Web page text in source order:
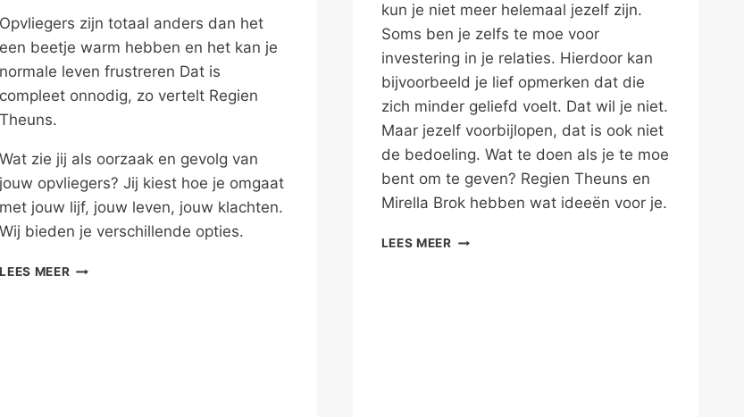
Opvliegers zijn totaal anders dan het
een beetje warm hebben en het kan je
normale leven frustreren Dat is
compleet onnodig, zo vertelt Regien
Theuns.
Wat zie jij als oorzaak en gevolg van
jouw opvliegers? Jij kiest hoe je omgaat
met jouw lijf, jouw leven, jouw klachten.
Wij bieden je verschillende opties.
LEES MEEROPVLIEGERS:
kun je niet meer helemaal jezelf zijn.
Soms ben je zelfs te moe voor
investering in je relaties. Hierdoor kan
bijvoorbeeld je lief opmerken dat die
zich minder geliefd voelt. Dat wil je niet.
Maar jezelf voorbijlopen, dat is ook niet
de bedoeling. Wat te doen als je te moe
bent om te geven? Regien Theuns en
Mirella Brok hebben wat ideeën voor je.
LEES MEERTE